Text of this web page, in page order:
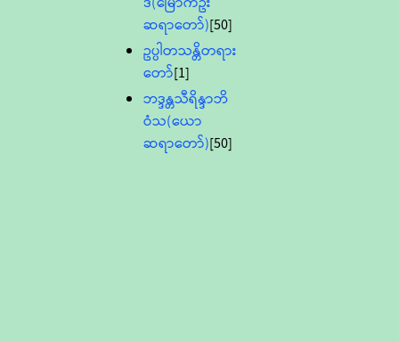
ဆရာတော်)[50]
ဥပ္ပါတသန္တိတရား
တော်[1]
ဘဒ္ဒန္တသီရိန္ဒာဘိ
ဝံသ(ယော
ဆရာတော်)[50]